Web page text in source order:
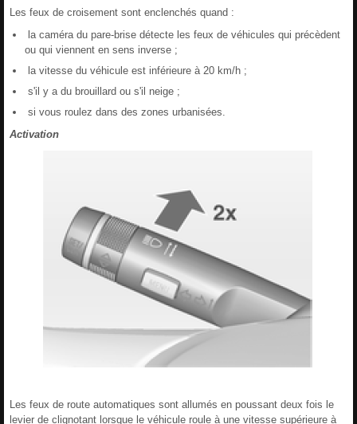
Les feux de croisement sont enclenchés quand :
la caméra du pare-brise détecte les feux de véhicules qui précèdent
ou qui viennent en sens inverse ;
la vitesse du véhicule est inférieure à 20 km/h ;
s'il y a du brouillard ou s'il neige ;
si vous roulez dans des zones urbanisées.
Activation
Les feux de route automatiques sont allumés en poussant deux fois le
levier de clignotant lorsque le véhicule roule à une vitesse supérieure à